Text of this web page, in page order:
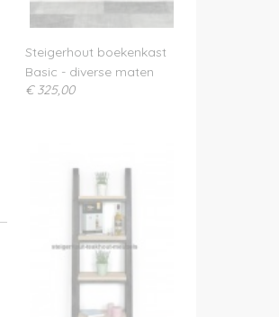
Steigerhout boekenkast
Basic - diverse maten
€ 325,00